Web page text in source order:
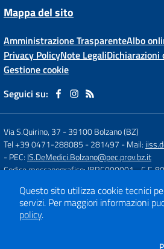
Mappa del sito
Amministrazione TrasparenteAlbo
Privacy PolicyNote Legali
Gestione cookie
Seguici su:
Via S.Quirino, 37 -39100 Bolzano (BZ)
Tel +39 0471-288085 - 281497 - Mail:
- PEC: IS.DeMedici.Bolzano@pec.prov.bz.it
Codice meccanografico: IBRC090001- C.F.
Concept &
Questo sito utilizza cookie tecnici
servizi. Per maggiori informazioni
policy.